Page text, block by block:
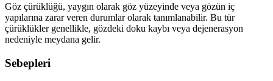
Göz çürüklüğü, yaygın olarak göz yüzeyinde veya gözün iç
yapılarına zarar veren durumlar olarak tanımlanabilir. Bu tür
çürüklükler genellikle, gözdeki doku kaybı veya dejenerasyon
nedeniyle meydana gelir.
Sebepleri